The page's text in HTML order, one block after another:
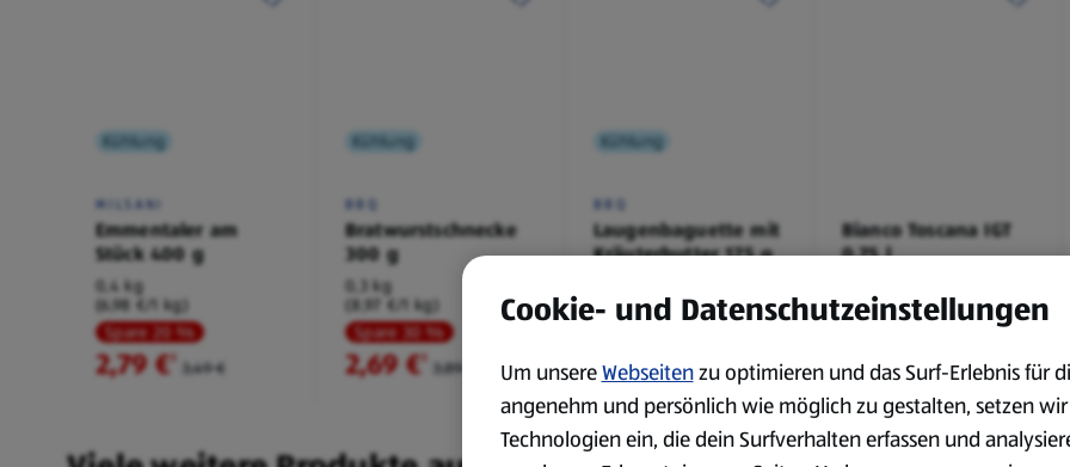
Kühlung
MILSANI
Emmentaler am
Stück 400 g
0,4 kg
(6,98 €/1 kg)
Spare 20 %
2,79 €² 3,49 €
Kühlung
BBQ
Bratwurstschnecke
300 g
0,3 kg
(8,97 €/1 kg)
Spare 30 %
2,69 €² 3,89 €
Kühlung
BBQ
Laugenbaguette mit
Kräuterbutter 175 g
(4,51 €/1 kg)
0,79 € 1,29 €
Bianco Toscana IGT
0,75 l
(3,72 €/1 l)
2,79 € 3,49 €
Cookie- und Datenschutzeinstellungen
Um unsereWebseitenzu optimieren und das Surf-Erlebnis für
angenehm und persönlich wie möglich zu gestalten, setzen wir
Technologien ein, die dein Surfverhalten erfassen und